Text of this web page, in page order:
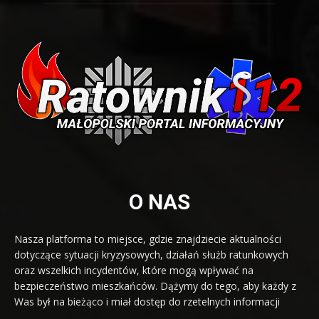
O NAS
Nasza platforma to miejsce, gdzie znajdziecie aktualności
dotyczące sytuacji kryzysowych, działań służb ratunkowych
oraz wszelkich incydentów, które mogą wpływać na
bezpieczeństwo mieszkańców. Dążymy do tego, aby każdy z
Was był na bieżąco i miał dostęp do rzetelnych informacji